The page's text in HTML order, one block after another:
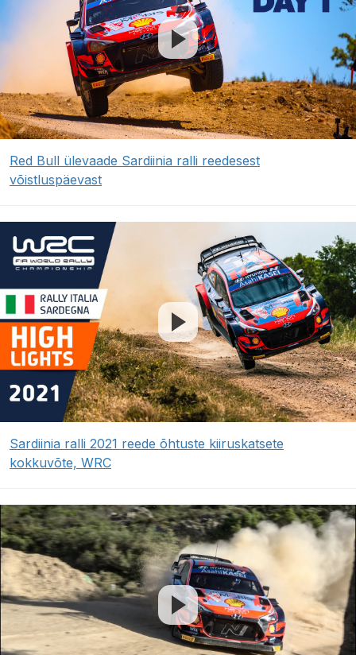
Red Bull ülevaade Sardiinia ralli reedesest
võistluspäevast
Sardiinia ralli 2021 reede õhtuste kiiruskatsete
kokkuvõte, WRC